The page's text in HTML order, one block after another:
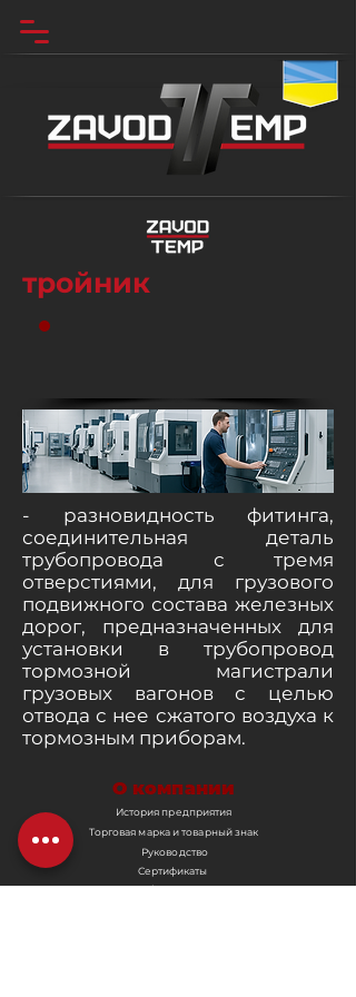
тройник
- разновидность фитинга,
соединительная деталь
трубопровода с тремя
отверстиями, для грузового
подвижного состава железных
дорог, предназначенных для
установки в трубопровод
тормозной магистрали
грузовых вагонов с целью
отвода с нее сжатого воздуха к
тормозным приборам.
О компании
История предприятия
Торговая марка и товарный знак
Руководство
Сертификаты
Аттестаты